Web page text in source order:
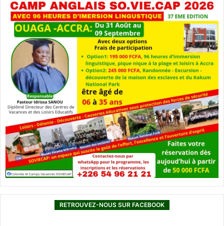
RETROUVEZ-NOUS SUR FACEBOOK